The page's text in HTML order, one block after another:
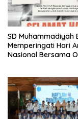
SD Muhammadiyah
Memperingati Hari
Nasional Bersama